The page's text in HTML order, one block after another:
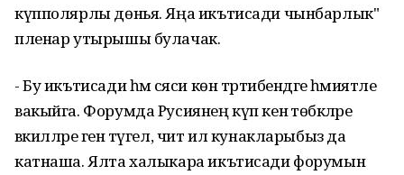
күпполярлы дөнья. Яңа икътисади чынбарлык"
пленар утырышы булачак.
- Бу икътисади һәм сәяси көн тәртибендәге әһәмиятле
вакыйга. Форумда Русиянең күп кенә төбәкләре
вәкилләре генә түгел, чит ил кунакларыбыз да
катнаша. Ялта халыкара икътисади форумын